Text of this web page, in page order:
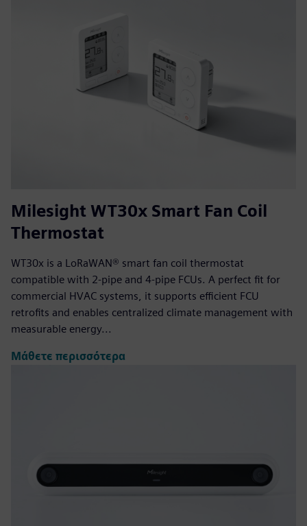
Milesight WT30x Smart Fan Coil
Thermostat
WT30x is a LoRaWAN® smart fan coil thermostat
compatible with 2-pipe and 4-pipe FCUs. A perfect fit for
commercial HVAC systems, it supports efficient FCU
retrofits and enables centralized climate management with
measurable energy...
Μάθετε περισσότερα